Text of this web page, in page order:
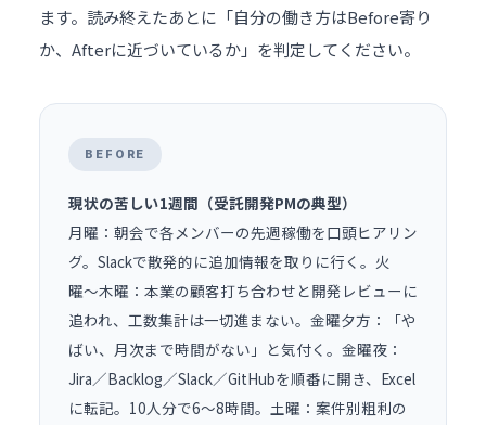
ます。読み終えたあとに「自分の働き方はBefore寄り
か、Afterに近づいているか」を判定してください。
BEFORE
現状の苦しい1週間（受託開発PMの典型）
月曜：朝会で各メンバーの先週稼働を口頭ヒアリン
グ。Slackで散発的に追加情報を取りに行く。火
曜〜木曜：本業の顧客打ち合わせと開発レビューに
追われ、工数集計は一切進まない。金曜夕方：「や
ばい、月次まで時間がない」と気付く。金曜夜：
Jira／Backlog／Slack／GitHubを順番に開き、Excel
に転記。10人分で6〜8時間。土曜：案件別粗利の